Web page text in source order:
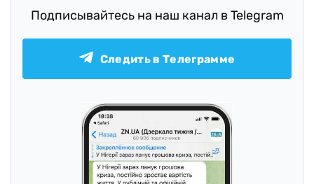
Подписывайтесь на наш канал в Telegram
Следить в Телеграмме